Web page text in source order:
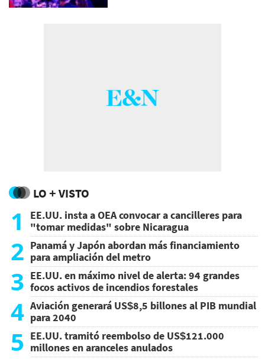
LO + VISTO
1
EE.UU. insta a OEA convocar a cancilleres para
"tomar medidas" sobre Nicaragua
2 Panamá y Japón abordan más financiamiento
para ampliación del metro
3 EE.UU. en máximo nivel de alerta: 94 grandes
focos activos de incendios forestales
4 Aviación generará US$8,5 billones al PIB mundial
para 2040
5 EE.UU. tramitó reembolso de US$121.000
millones en aranceles anulados